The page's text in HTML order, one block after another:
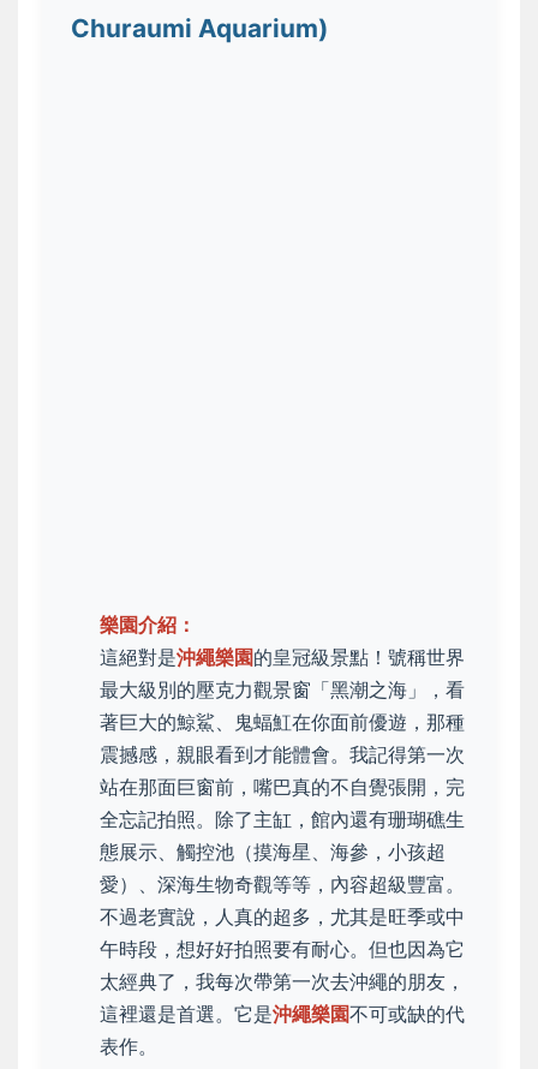
Churaumi Aquarium)
樂園介紹：
這絕對是沖繩樂園的皇冠級景點！號稱世界
最大級別的壓克力觀景窗「黑潮之海」，看
著巨大的鯨鯊、鬼蝠魟在你面前優遊，那種
震撼感，親眼看到才能體會。我記得第一次
站在那面巨窗前，嘴巴真的不自覺張開，完
全忘記拍照。除了主缸，館內還有珊瑚礁生
態展示、觸控池（摸海星、海參，小孩超
愛）、深海生物奇觀等等，內容超級豐富。
不過老實說，人真的超多，尤其是旺季或中
午時段，想好好拍照要有耐心。但也因為它
太經典了，我每次帶第一次去沖繩的朋友，
這裡還是首選。它是沖繩樂園不可或缺的代
表作。